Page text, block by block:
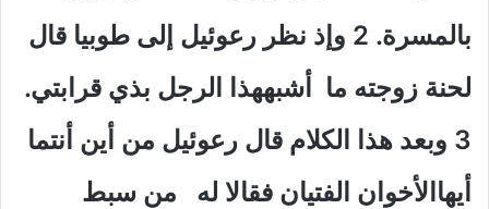
بالمسرة. 2 وإذ نظر رعوئيل إلى طوبيا قال
لحنة زوجته ما أشبههذا الرجل بذي قرابتي.
3 وبعد هذا الكلام قال رعوئيل من أين أنتما
أيهاالأخوان الفتيان فقالا له من سبط